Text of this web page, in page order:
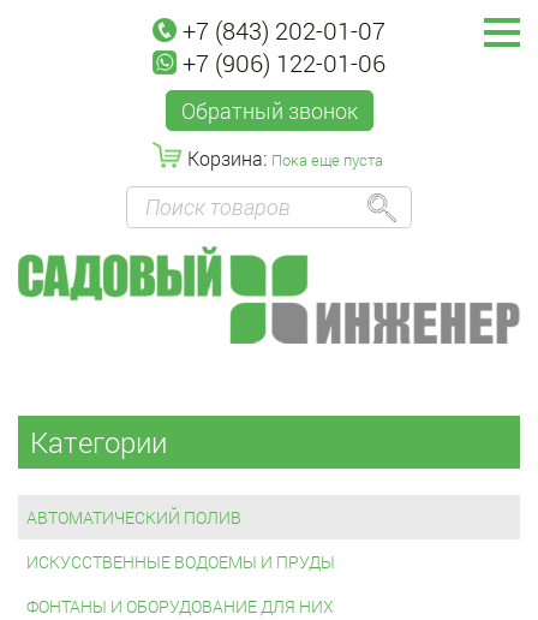
+7 (843) 202-01-07
+7 (906) 122-01-06
Обратный звонок
Корзина: Пока еще пуста
Категории
АВТОМАТИЧЕСКИЙ ПОЛИВ
ИСКУССТВЕННЫЕ ВОДОЕМЫ И ПРУДЫ
ФОНТАНЫ И ОБОРУДОВАНИЕ ДЛЯ НИХ